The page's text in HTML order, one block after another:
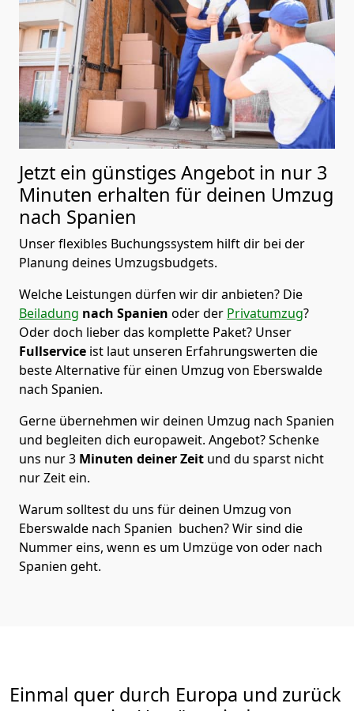
Jetzt ein günstiges Angebot in nur 3
Minuten erhalten für deinen Umzug
nach Spanien
Unser flexibles Buchungssystem hilft dir bei der
Planung deines Umzugsbudgets.
Welche Leistungen dürfen wir dir anbieten? Die
Beiladung nach Spanien oder der Privatumzug?
Oder doch lieber das komplette Paket? Unser
Fullservice ist laut unseren Erfahrungswerten die
beste Alternative für einen Umzug von Eberswalde
nach Spanien.
Gerne übernehmen wir deinen Umzug nach Spanien
und begleiten dich europaweit. Angebot? Schenke
uns nur3 Minuten deiner Zeit und du sparst nicht
nur Zeit ein.
Warum solltest du uns für deinen Umzug von
Eberswalde nach Spanien buchen? Wir sind die
Nummer eins, wenn es um Umzüge von oder nach
Spanien geht.
Einmal quer durch Europa und zurück